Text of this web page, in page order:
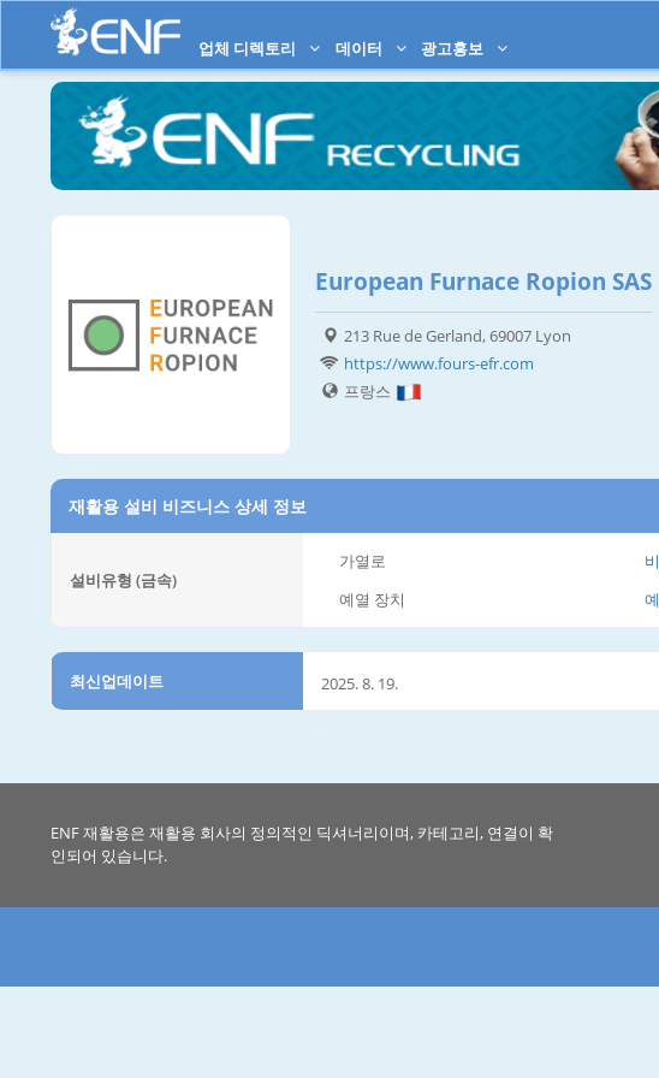
업체 디렉토리 데이터 광고홍보
European Furnace Ropion SAS
213 Rue de Gerland, 69007 Lyon
https://www.fours-efr.com
프랑스
재활용 설비 비즈니스 상세 정보
설비유형 (금속)
가열로
예열 장치
최신업데이트 2025. 8. 19.
ENF 재활용은 재활용 회사의 정의적인 딕셔너리이며, 카테고리, 연결이 확
인되어 있습니다.